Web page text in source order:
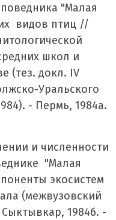
"Малая
видов птиц //
школ и
(тез. докл. IV
Уральского
- Пермь, 1984а.
и численности
"Малая
экосистем
(межвузовский
1984б. -